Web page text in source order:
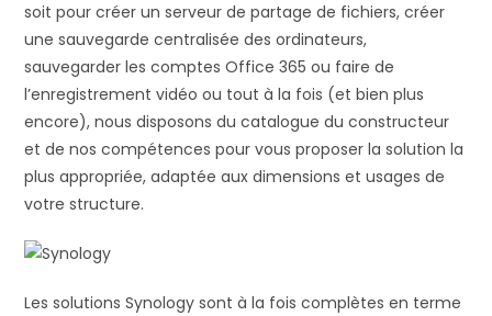
soit pour créer un serveur de partage de fichiers, créer
une sauvegarde centralisée des ordinateurs,
sauvegarder les comptes Office 365 ou faire de
l’enregistrement vidéo ou tout à la fois (et bien plus
encore), nous disposons du catalogue du constructeur
et de nos compétences pour vous proposer la solution la
plus appropriée, adaptée aux dimensions et usages de
votre structure.
Les solutions Synology sont à la fois complètes en terme